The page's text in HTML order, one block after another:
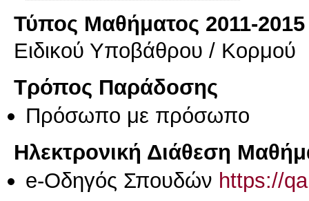
Τύπος Μαθήματος 2011-2015
Ειδικού Υποβάθρου / Κορμού
Τρόπος Παράδοσης
Πρόσωπο με πρόσωπο
Ηλεκτρονική Διάθεση
e-Οδηγός Σπουδών https://